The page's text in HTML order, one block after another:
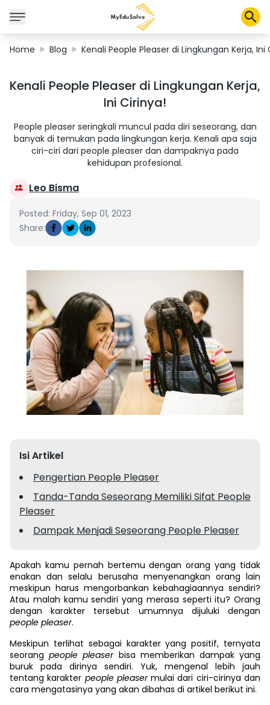
Corporate Solutions
About Us
My Cart
Home Blog Kenali People Pleaser di Lingkungan Kerja, Ini
Kenali People Pleaser di Lingkungan Kerja,
Ini Cirinya!
People pleaser seringkali muncul pada diri seseorang, dan
banyak di temukan pada lingkungan kerja. Kenali apa saja
ciri-ciri dari people pleaser dan dampaknya pada
kehidupan profesional.
Leo Bisma
Posted: Friday, Sep 01, 2023
Share:
Isi Artikel
Pengertian People Pleaser
Tanda-Tanda Seseorang Memiliki Sifat People
Pleaser
Dampak Menjadi Seseorang People Pleaser
Apakah kamu pernah bertemu dengan orang yang tidak
enakan dan selalu berusaha menyenangkan orang lain
meskipun harus mengorbankan kebahagiaannya sendiri?
Atau malah kamu sendiri yang merasa seperti itu? Orang
dengan karakter tersebut umumnya dijuluki dengan
people pleaser.
Meskipun terlihat sebagai karakter yang positif, ternyata
seorangpeople pleaser bisa memberikan dampak yang
buruk pada dirinya sendiri. Yuk, mengenal lebih jauh
tentang karakter people pleasermulai dari ciri-cirinya dan
cara mengatasinya yang akan dibahas di artikel berikut ini.